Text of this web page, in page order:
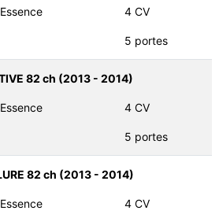
Essence 4 CV
5 portes
82 ch (2013 - 2014)
Essence 4 CV
5 portes
82 ch (2013 - 2014)
Essence 4 CV